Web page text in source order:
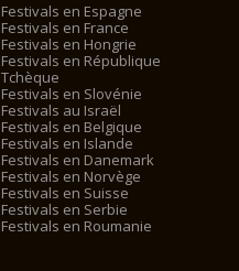
Festivals en Espagne
Festivals en France
Festivals en Hongrie
Festivals en République
Tchèque
Festivals en Slovénie
Festivals au Israël
Festivals en Belgique
Festivals en Islande
Festivals en Danemark
Festivals en Norvège
Festivals en Suisse
Festivals en Serbie
Festivals en Roumanie